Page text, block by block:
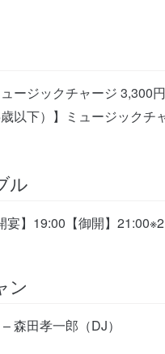
ュージックチャージ 3,300
歳以下）】ミュージック
ル
宴】19:00【御開】
ン
森田孝一郎（DJ）